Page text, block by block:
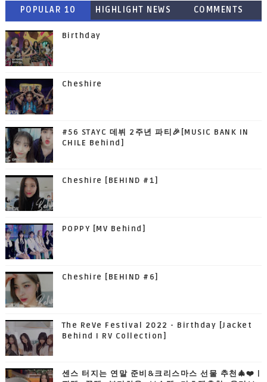
POPULAR 10 HIGHLIGHT NEWS COMMENTS
Birthday
Cheshire
#56 STAYC 데뷔 2주년 파티🎉[MUSIC BANK IN
CHILE Behind]
Cheshire [BEHIND #1]
POPPY [MV Behind]
Cheshire [BEHIND #6]
The ReVe Festival 2022 - Birthday [Jacket
Behind I RV Collection]
센스 터지는 연말 준비&크리스마스 선물 추천🎄❤️ |